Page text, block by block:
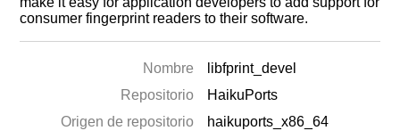
consumer fingerprint readers to their software.
Nombre
libfprint_devel
Repositorio
HaikuPorts
Origen de repositorio
haikuports_x86_64